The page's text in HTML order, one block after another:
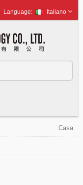
Italiano
Casa